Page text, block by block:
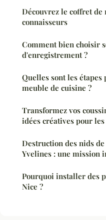
Découvrez le coffret
connaisseurs
Comment bien choisir
d'enregistrement ?
Quelles sont les
meuble de cuisine ?
Transformez vos
idées créatives pour
Destruction des nids
Yvelines : une mission
Pourquoi installer des
Nice ?